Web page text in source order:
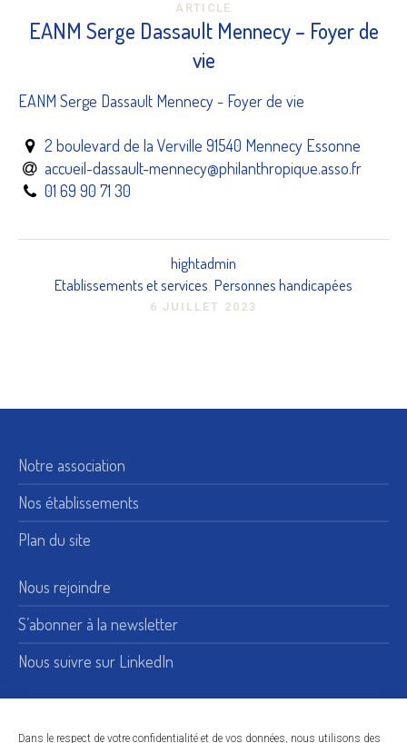
Dans le respect de votre confidentialité et de vos données, nous utilisons des
ARTICLE
EANM Serge Dassault Mennecy – Foyer de
vie
EANM Serge Dassault Mennecy - Foyer de vie
2 boulevard de la Verville 91540 Mennecy Essonne
accueil-dassault-mennecy@philanthropique.asso.fr
01 69 90 71 30
hightadmin
Etablissements et services, Personnes handicapées
6 JUILLET 2023
Notre association
Nos établissements
Plan du site
Nous rejoindre
S’abonner à la newsletter
Nous suivre sur LinkedIn